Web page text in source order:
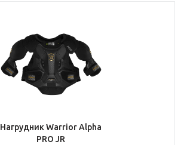
Нагрудник Warrior Alpha
PRO JR